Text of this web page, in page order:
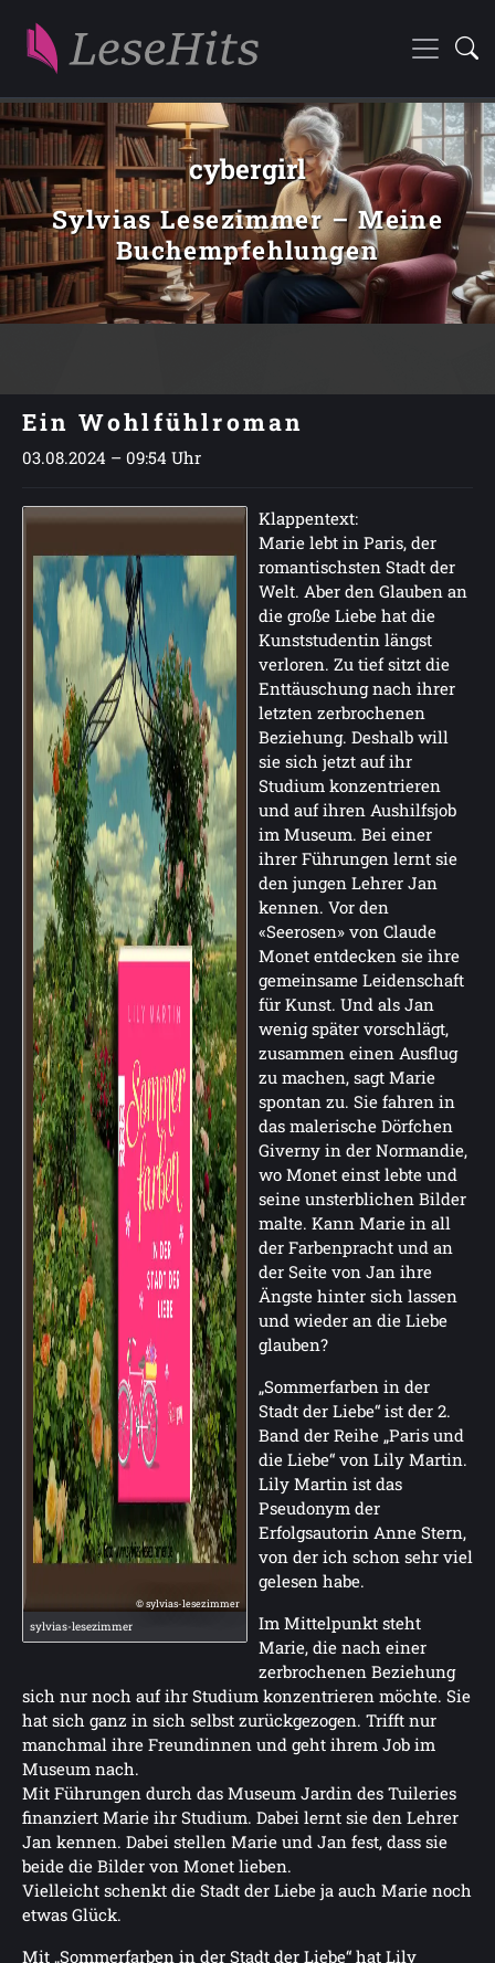
cybergirl
Sylvias Lesezimmer – Meine
Buchempfehlungen
Ein Wohlfühlroman
03.08.2024 – 09:54 Uhr
© sylvias-lesezimmer
sylvias-lesezimmer
Klappentext:
Marie lebt in Paris, der
romantischsten Stadt der
Welt. Aber den Glauben an
die große Liebe hat die
Kunststudentin längst
verloren. Zu tief sitzt die
Enttäuschung nach ihrer
letzten zerbrochenen
Beziehung. Deshalb will
sie sich jetzt auf ihr
Studium konzentrieren
und auf ihren Aushilfsjob
im Museum. Bei einer
ihrer Führungen lernt sie
den jungen Lehrer Jan
kennen. Vor den
«Seerosen» von Claude
Monet entdecken sie ihre
gemeinsame Leidenschaft
für Kunst. Und als Jan
wenig später vorschlägt,
zusammen einen Ausflug
zu machen, sagt Marie
spontan zu. Sie fahren in
das malerische Dörfchen
Giverny in der Normandie,
wo Monet einst lebte und
seine unsterblichen Bilder
malte. Kann Marie in all
der Farbenpracht und an
der Seite von Jan ihre
Ängste hinter sich lassen
und wieder an die Liebe
glauben?
„Sommerfarben in der
Stadt der Liebe“ ist der 2.
Band der Reihe „Paris und
die Liebe“ von Lily Martin.
Lily Martin ist das
Pseudonym der
Erfolgsautorin Anne Stern,
von der ich schon sehr viel
gelesen habe.
Im Mittelpunkt steht
Marie, die nach einer
zerbrochenen Beziehung
sich nur noch auf ihr Studium konzentrieren möchte. Sie
hat sich ganz in sich selbst zurückgezogen. Trifft nur
manchmal ihre Freundinnen und geht ihrem Job im
Museum nach.
Mit Führungen durch das Museum Jardin des Tuileries
finanziert Marie ihr Studium. Dabei lernt sie den Lehrer
Jan kennen. Dabei stellen Marie und Jan fest, dass sie
beide die Bilder von Monet lieben.
Vielleicht schenkt die Stadt der Liebe ja auch Marie noch
etwas Glück.
Mit „Sommerfarben in der Stadt der Liebe“ hat Lily